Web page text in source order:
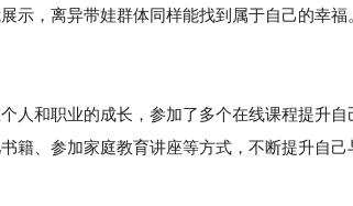
示，离异带娃群体同样能找到属于自己的幸福
人和职业的成长，参加了多个在线课程提升自
籍、参加家庭教育讲座等方式，不断提升自己